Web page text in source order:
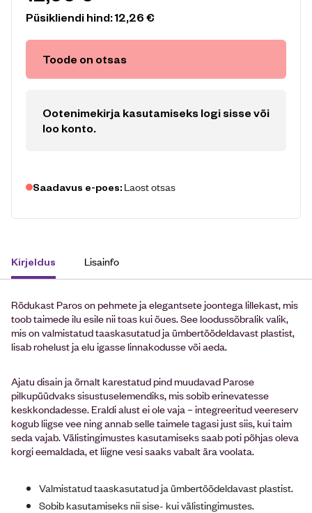
Püsikliendi hind:12,26€
Toode on otsas
Ootenimekirja kasutamiseks logi sisse või
loo konto.
Saadavus e-poes: Laost otsas
Kirjeldus Lisainfo
Rõdukast Paros on pehmete ja elegantsete joontega lillekast, mis
toob taimede ilu esile nii toas kui õues. See loodussõbralik valik,
mis on valmistatud taaskasutatud ja ümbertöödeldavast plastist,
lisab rohelust ja elu igasse linnakodusse või aeda.
Ajatu disain ja õrnalt karestatud pind muudavad Parose
pilkupüüdvaks sisustuselemendiks, mis sobib erinevatesse
keskkondadesse. Eraldi alust ei ole vaja – integreeritud veereserv
kogub liigse vee ning annab selle taimele tagasi just siis, kui taim
seda vajab. Välistingimustes kasutamiseks saab poti põhjas oleva
korgi eemaldada, et liigne vesi saaks vabalt ära voolata.
Valmistatud taaskasutatud ja ümbertöödeldavast plastist.
Sobib kasutamiseks nii sise- kui välistingimustes.